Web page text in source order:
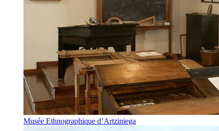
Musée Ethnographique d’Artziniega